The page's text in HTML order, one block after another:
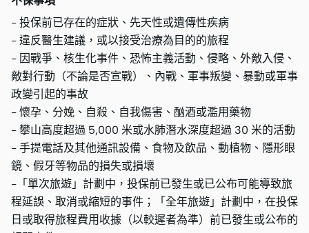
- 投保前已存在的症狀、先天性或遺傳性疾病
- 違反醫生建議，或以接受治療為目的的旅程
- 因戰爭、核生化事件、恐怖主義活動、侵略、外敵入侵、
敵對行動（不論是否宣戰）、內戰、軍事叛變、暴動或軍事
政變引起的事故
- 懷孕、分娩、自殺、自我傷害、酗酒或濫用藥物
- 攀山高度超過 5,000 米或水肺潛水深度超過 30 米的活動
- 手提電話及其他通訊設備、食物及飲品、動植物、隱形眼
鏡、假牙等物品的損失或損壞
-「單次旅遊」計劃中，投保前已發生或已公布可能導致旅
程延誤、取消或縮短的事件；「全年旅遊」計劃中，在投保
日或取得旅程費用收據（以較遲者為準）前已發生或公布的